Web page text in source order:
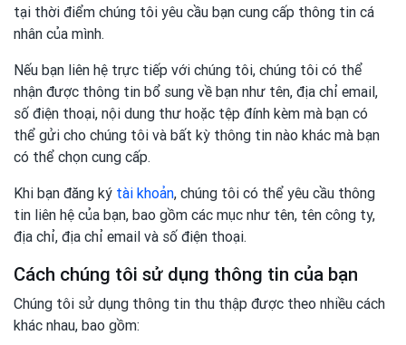
tại thời điểm chúng tôi yêu cầu bạn cung cấp thông tin cá
nhân của mình.
Nếu bạn liên hệ trực tiếp với chúng tôi, chúng tôi có thể
nhận được thông tin bổ sung về bạn như tên, địa chỉ email,
số điện thoại, nội dung thư hoặc tệp đính kèm mà bạn có
thể gửi cho chúng tôi và bất kỳ thông tin nào khác mà bạn
có thể chọn cung cấp.
Khi bạn đăng ký tài khoản, chúng tôi có thể yêu cầu thông
tin liên hệ của bạn, bao gồm các mục như tên, tên công ty,
địa chỉ, địa chỉ email và số điện thoại.
Cách chúng tôi sử dụng thông tin của bạn
Chúng tôi sử dụng thông tin thu thập được theo nhiều cách
khác nhau, bao gồm: